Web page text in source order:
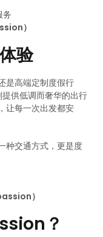
务
）
验
是高端定制度假行
供低调而奢华的出行
让每一次出发都安
种交通方式，更是度
）
？